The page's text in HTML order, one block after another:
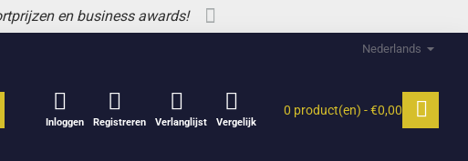
en business awards!
Nederlands
Inloggen Registreren Verlanglijst Vergelijk
0 product(en) - €0,00